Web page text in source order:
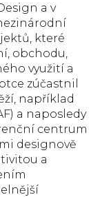
a v
které
obchodu,
využití a
zúčastnil
například
a naposledy
centrum
designově
a